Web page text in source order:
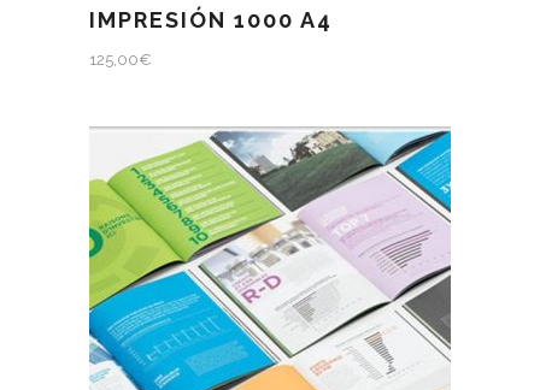
IMPRESIÓN 1000 A4
125,00€